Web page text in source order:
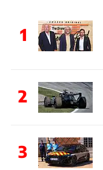
1
2
3